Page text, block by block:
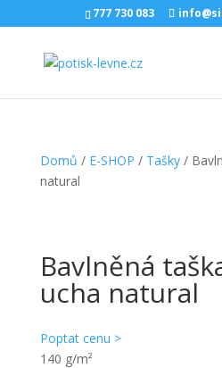
777 730 083
Domů / E-SHOP / Tašky/
natural
Bavlněná
ucha natural
Poptat cenu >
140 g/m²